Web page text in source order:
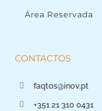
Área Reservada
CONTACTOS
faqtos@inov.pt
+351 21 310 0431